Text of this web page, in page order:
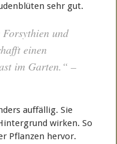
sehr gut.
und
einen
im Garten.“ –
auffällig. Sie
wirken. So
Pflanzen hervor.